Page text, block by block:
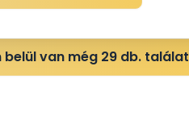
belül van még 29 db. találat